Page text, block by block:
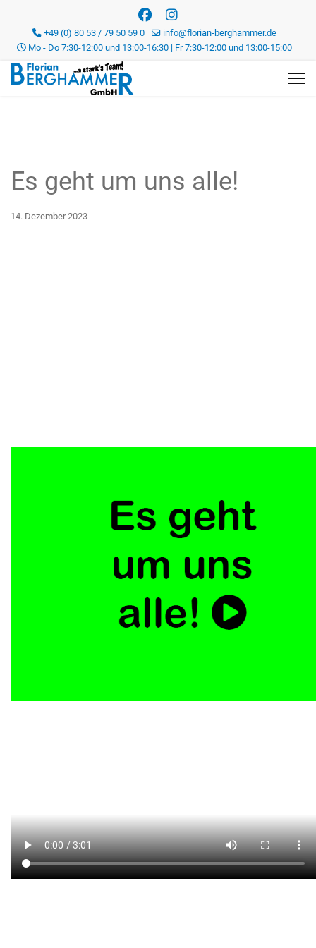
+49 (0) 80 53 / 79 50 59 0
info@florian-berghammer.de
Mo - Do 7:30-12:00 und 13:00-16:30 | Fr 7:30-12:00 und 13:00-15:00
Es geht um uns alle!
14. Dezember 2023